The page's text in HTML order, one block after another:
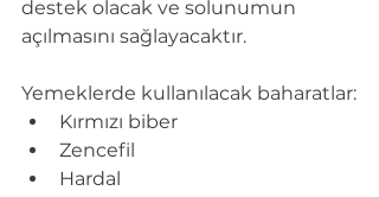
destek olacak ve solunumun
açılmasını sağlayacaktır.
Yemeklerde kullanılacak baharatlar:
Kırmızı biber
Zencefil
Hardal